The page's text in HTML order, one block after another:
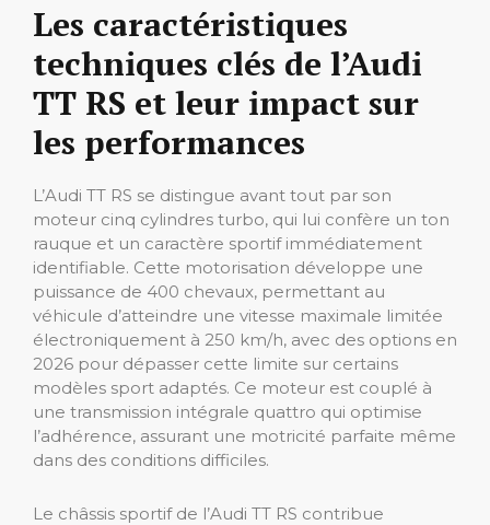
Les caractéristiques
techniques clés de l’Audi
TT RS et leur impact sur
les performances
L’Audi TT RS se distingue avant tout par son
moteur cinq cylindres turbo, qui lui confère un ton
rauque et un caractère sportif immédiatement
identifiable. Cette motorisation développe une
puissance de 400 chevaux, permettant au
véhicule d’atteindre une vitesse maximale limitée
électroniquement à 250 km/h, avec des options en
2026 pour dépasser cette limite sur certains
modèles sport adaptés. Ce moteur est couplé à
une transmission intégrale quattro qui optimise
l’adhérence, assurant une motricité parfaite même
dans des conditions difficiles.
Le châssis sportif de l’Audi TT RS contribue